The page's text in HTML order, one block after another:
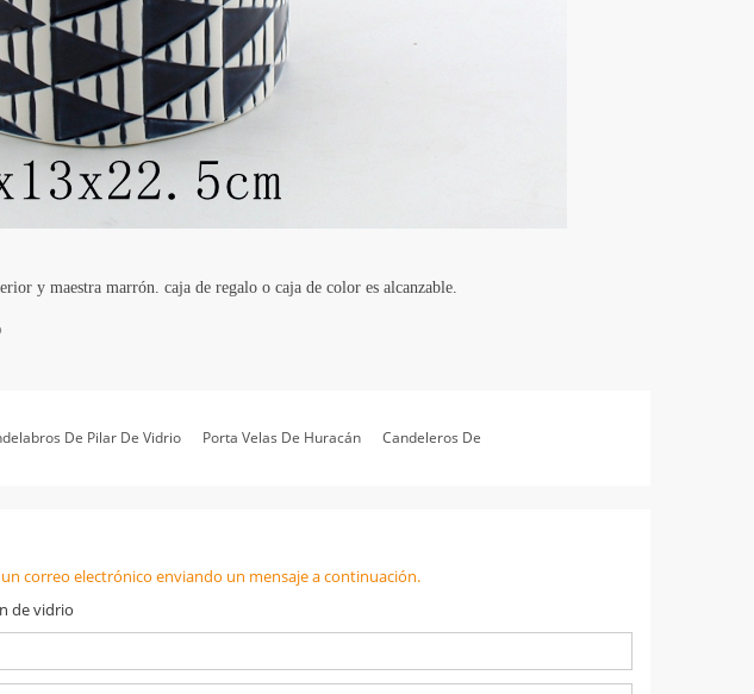
y maestra marrón. caja de regalo o caja de color es alcanzable.
De Pilar De Vidrio Porta Velas De Huracán
Candeleros De
correo electrónico enviando un mensaje a continuación.
de vidrio